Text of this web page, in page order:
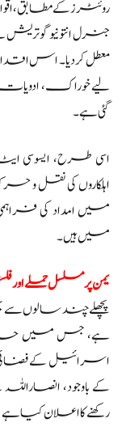
روئٹرز کے مطابق،
جنرل انتونیو
معطل کر دیا۔ اس
لیے خوراک، ادویات
گئی ہے۔
اسی طرح، ایسوسی
اہلکاروں کی نقل و
میں امداد کی
میں ہیں۔
یمن پر مسلسل حملے اور
پچھلے چند سالوں سے
ہے، جس میں
اسرائیل کے
کے باوجود،
رکھنے کا اعلان کیا